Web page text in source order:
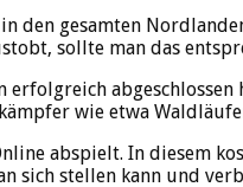
den gesamten
sollte man das
wie etwa
abspielt. In diesem
stellen kann und